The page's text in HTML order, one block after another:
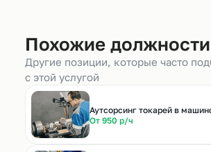
Похожие должности
Другие позиции, которые часто
с этой услугой
Аутсорсинг токарей в
От 950 р/ч